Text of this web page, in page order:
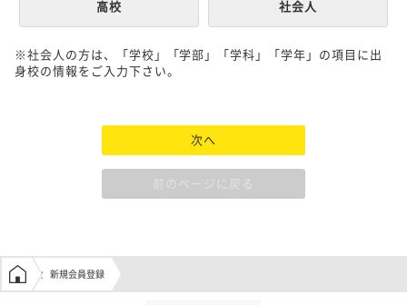
高校 社会人
※社会人の方は、「学校」「学部」「学科」「学年」の項目に出
身校の情報をご入力下さい。
次へ
前のページに戻る
学生の窓口トップ
新規会員登録